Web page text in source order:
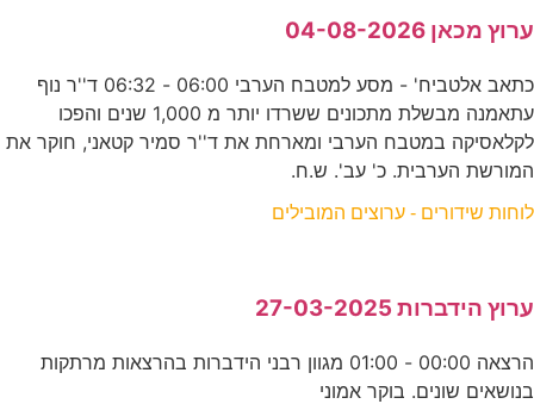
ערוץ מכאן 04-08-2026
כתאב אלטביח' - מסע למטבח הערבי 06:00 - 06:32 ד''ר נוף
עתאמנה מבשלת מתכונים ששרדו יותר מ 1,000 שנים והפכו
לקלאסיקה במטבח הערבי ומארחת את ד''ר סמיר קטאני, חוקר את
המורשת הערבית. כ' עב'. ש.ח.
לוחות שידורים - ערוצים המובילים
ערוץ הידברות 27-03-2025
הרצאה 00:00 - 01:00 מגוון רבני הידברות בהרצאות מרתקות
בנושאים שונים. בוקר אמוני